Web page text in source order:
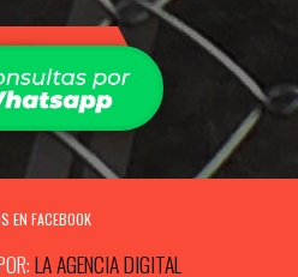
EN FACEBOOK
LA AGENCIA DIGITAL